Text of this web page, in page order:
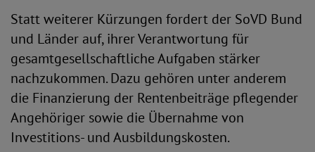
Statt weiterer Kürzungen fordert der SoVD Bund
und Länder auf, ihrer Verantwortung für
gesamtgesellschaftliche Aufgaben stärker
nachzukommen. Dazu gehören unter anderem
die Finanzierung der Rentenbeiträge pflegender
Angehöriger sowie die Übernahme von
Investitions- und Ausbildungskosten.